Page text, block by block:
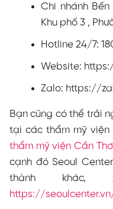
Chi nhánh
Khu phố 3 ,
Hotline 24/7:
Website:
Zalo: https://
Bạn cũng có thể trải
tại các thẩm mỹ viện
thẩm mỹ viện Cần Thơ
cạnh đó Seoul
thành
https://